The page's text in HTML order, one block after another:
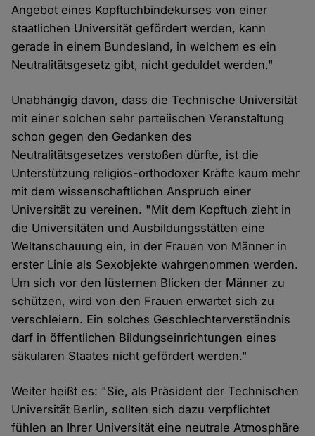
Angebot eines Kopftuchbindekurses von einer
staatlichen Universität gefördert werden, kann
gerade in einem Bundesland, in welchem es ein
Neutralitätsgesetz gibt, nicht geduldet werden."
Unabhängig davon, dass die Technische Universität
mit einer solchen sehr parteiischen Veranstaltung
schon gegen den Gedanken des
Neutralitätsgesetzes verstoßen dürfte, ist die
Unterstützung religiös-orthodoxer Kräfte kaum mehr
mit dem wissenschaftlichen Anspruch einer
Universität zu vereinen. "Mit dem Kopftuch zieht in
die Universitäten und Ausbildungsstätten eine
Weltanschauung ein, in der Frauen von Männer in
erster Linie als Sexobjekte wahrgenommen werden.
Um sich vor den lüsternen Blicken der Männer zu
schützen, wird von den Frauen erwartet sich zu
verschleiern. Ein solches Geschlechterverständnis
darf in öffentlichen Bildungseinrichtungen eines
säkularen Staates nicht gefördert werden."
Weiter heißt es: "Sie, als Präsident der Technischen
Universität Berlin, sollten sich dazu verpflichtet
fühlen an Ihrer Universität eine neutrale Atmosphäre